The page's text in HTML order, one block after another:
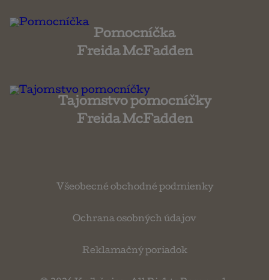
Pomocníčka
Freida McFadden
Tajomstvo pomocníčky
Freida McFadden
Všeobecné obchodné podmienky
Ochrana osobných údajov
Reklamačný poriadok